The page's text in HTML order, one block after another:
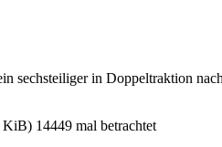
sechsteiliger in Doppeltraktion
14449 mal betrachtet